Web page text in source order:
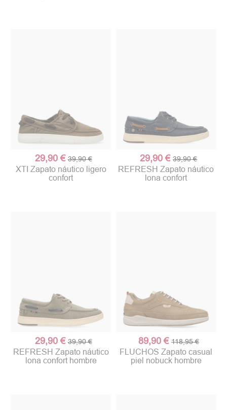
29,90 € 39,90 €
XTI Zapato náutico ligero
confort
29,90 € 39,90 €
REFRESH Zapato náutico
lona confort
29,90 € 39,90 €
REFRESH Zapato náutico
lona confort hombre
89,90 € 118,95 €
FLUCHOS Zapato casual
piel nobuck hombre